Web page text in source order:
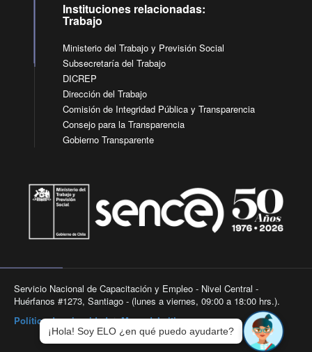
Instituciones relacionadas:
Trabajo
Ministerio del Trabajo y Previsión Social
Subsecretaría del Trabajo
DICREP
Dirección del Trabajo
Comisión de Integridad Pública y Transparencia
Consejo para la Transparencia
Gobierno Transparente
Servicio Nacional de Capacitación y Empleo - Nivel Central -
Huérfanos #1273, Santiago - (lunes a viernes, 09:00 a 18:00 hrs.).
Política de privacidad|Mapa del sitio
¡Hola! Soy ELO ¿en qué puedo ayudarte?